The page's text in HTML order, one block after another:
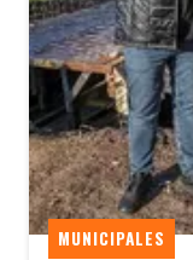
MUNICIPALES